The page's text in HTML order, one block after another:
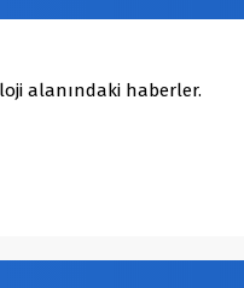
alanındaki haberler.